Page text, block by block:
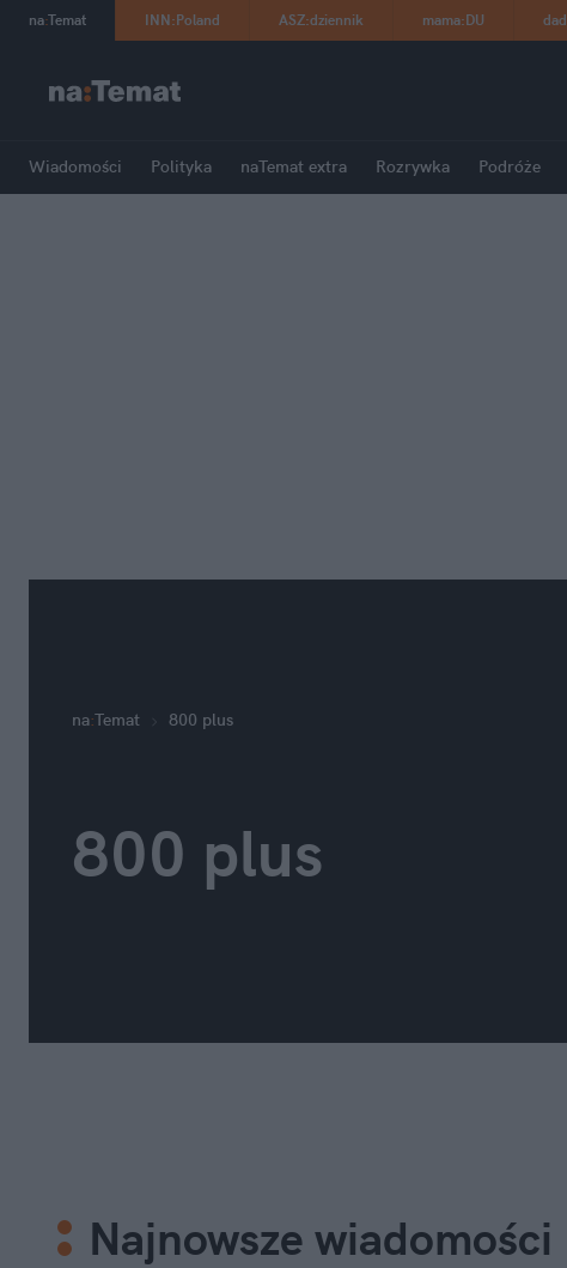
na:Temat INN:Poland ASZ:dziennik mama:DU dad
Wiadomości Polityka naTemat extra Rozrywka Podróże
na:Temat 800 plus
800 plus
Najnowsze wiadomości